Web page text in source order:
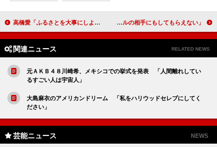
高橋愛「ふるさとを大事にしようと思える映画」 子役から「英語下手くそ」と言われた 壇蜜「グラビアは常にピンの孤独な戦い」 「バトルの相手にもしてもらえない」
関連ニュース RELATED NEWS
元ＡＫＢ４８川崎希、メキシコでの挙式を発表 「人間離れしてい
るすごい人は宇宙人」
大島麻衣のアメリカンドリーム 「私をハリウッドセレブにしてく
ださい」
芸能ニュース NEWS